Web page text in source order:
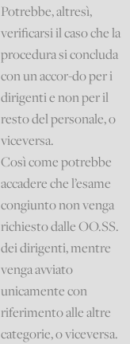
Potrebbe, altresì,
verificarsi il caso che la
procedura si concluda
con un accor-do per i
dirigenti e non per il
resto del personale, o
viceversa.
Così come potrebbe
accadere che l’esame
congiunto non venga
richiesto dalle OO.SS.
dei dirigenti, mentre
venga avviato
unicamente con
riferimento alle altre
categorie, o viceversa.